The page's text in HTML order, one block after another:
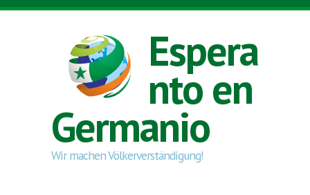
Skip to main content
Espera
nto en
Germanio
Wir machen Völkerverständigung!